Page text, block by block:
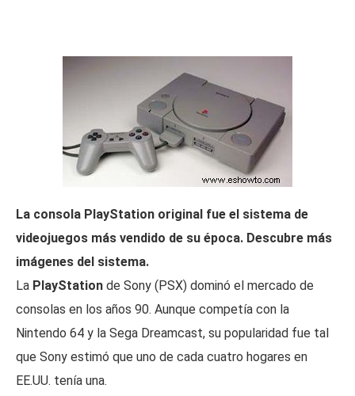
La consola PlayStation original fue el sistema de
videojuegos más vendido de su época. Descubre más
imágenes del sistema.
La PlayStation de Sony (PSX) dominó el mercado de
consolas en los años 90. Aunque competía con la
Nintendo 64 y la Sega Dreamcast, su popularidad fue tal
que Sony estimó que uno de cada cuatro hogares en
EE.UU. tenía una.